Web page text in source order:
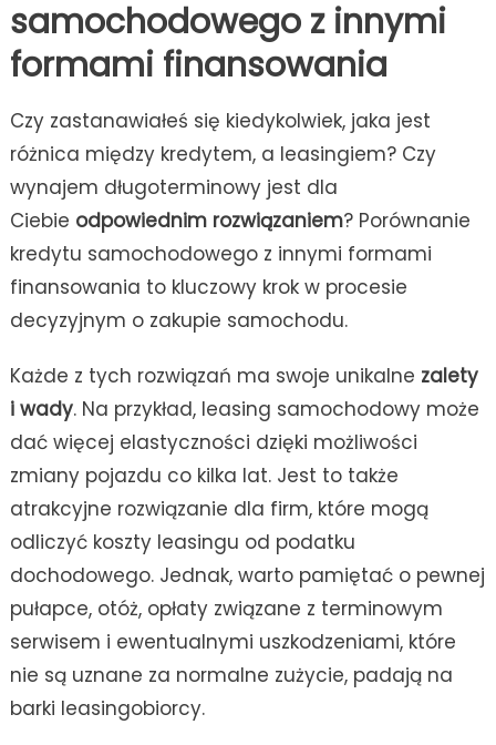
samochodowego z innymi
formami finansowania
Czy zastanawiałeś się kiedykolwiek, jaka jest
różnica między kredytem, a leasingiem? Czy
wynajem długoterminowy jest dla
Ciebie odpowiednim rozwiązaniem? Porównanie
kredytu samochodowego z innymi formami
finansowania to kluczowy krok w procesie
decyzyjnym o zakupie samochodu.
Każde z tych rozwiązań ma swoje unikalne zalety
i wady. Na przykład, leasing samochodowy może
dać więcej elastyczności dzięki możliwości
zmiany pojazdu co kilka lat. Jest to także
atrakcyjne rozwiązanie dla firm, które mogą
odliczyć koszty leasingu od podatku
dochodowego. Jednak, warto pamiętać o pewnej
pułapce, otóż, opłaty związane z terminowym
serwisem i ewentualnymi uszkodzeniami, które
nie są uznane za normalne zużycie, padają na
barki leasingobiorcy.